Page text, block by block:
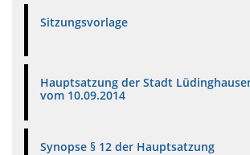
Sitzungsvorlage
Hauptsatzung der Stadt
vom 10.09.2014
Synopse § 12 der Hauptsatzung